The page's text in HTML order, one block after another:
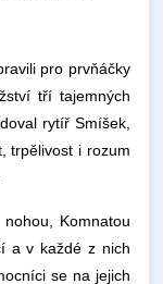
pro prvňáčky
tří tajemných
rytíř Smíšek,
trpělivost i rozum
Komnatou
a v každé z nich
se na jejich